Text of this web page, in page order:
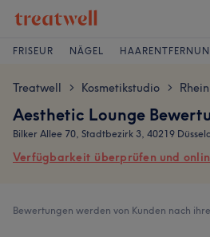
FRISEUR NÄGEL
Treatwell > Kosmetikstudio >
Aesthetic Lounge
Bilker Allee 70, Stadtbezirk 3, 40219
Verfügbarkeit überprüfen und
Bewertungen werden von Kunden nach